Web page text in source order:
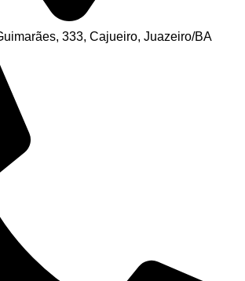
333, Cajueiro, Juazeiro/BA